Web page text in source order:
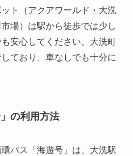
ト（アクアワールド・大洗
場）は駅から徒歩では少し
安心してください。大洗町
ており、車なしでも十分に
の利用方法
バス「海遊号」は、大洗駅